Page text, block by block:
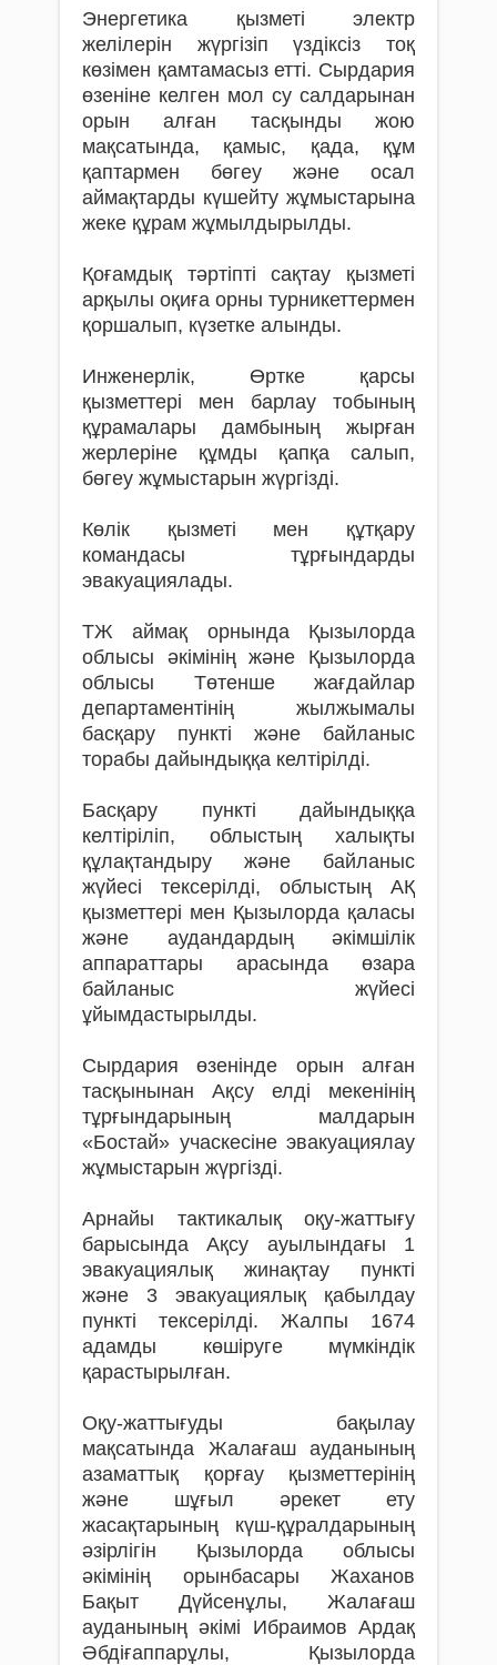
Энергетика қызметі электр
желілерін жүргізіп үздіксіз тоқ
көзімен қамтамасыз етті. Сырдария
өзеніне келген мол су салдарынан
орын алған тасқынды жою
мақсатында, қамыс, қада, құм
қаптармен бөгеу және осал
аймақтарды күшейту жұмыстарына
жеке құрам жұмылдырылды.
Қоғамдық тәртіпті сақтау қызметі
арқылы оқиға орны турникеттермен
қоршалып, күзетке алынды.
Инженерлік, Өртке қарсы
қызметтері мен барлау тобының
құрамалары дамбының жырған
жерлеріне құмды қапқа салып,
бөгеу жұмыстарын жүргізді.
Көлік қызметі мен құтқару
командасы тұрғындарды
эвакуациялады.
ТЖ аймақ орнында Қызылорда
облысы әкімінің және Қызылорда
облысы Төтенше жағдайлар
департаментінің жылжымалы
басқару пункті және байланыс
торабы дайындыққа келтірілді.
Басқару пункті дайындыққа
келтіріліп, облыстың халықты
құлақтандыру және байланыс
жүйесі тексерілді, облыстың АҚ
қызметтері мен Қызылорда қаласы
және аудандардың әкімшілік
аппараттары арасында өзара
байланыс жүйесі
ұйымдастырылды.
Сырдария өзенінде орын алған
тасқынынан Ақсу елді мекенінің
тұрғындарының малдарын
«Бостай» учаскесіне эвакуациялау
жұмыстарын жүргізді.
Арнайы тактикалық оқу-жаттығу
барысында Ақсу ауылындағы 1
эвакуациялық жинақтау пункті
және 3 эвакуациялық қабылдау
пункті тексерілді. Жалпы 1674
адамды көшіруге мүмкіндік
қарастырылған.
Оқу-жаттығуды бақылау
мақсатында Жалағаш ауданының
азаматтық қорғау қызметтерінің
және шұғыл әрекет ету
жасақтарының күш-құралдарының
әзірлігін Қызылорда облысы
әкімінің орынбасары Жаханов
Бақыт Дүйсенұлы, Жалағаш
ауданының әкімі Ибраимов Ардақ
Әбдіғаппарұлы, Қызылорда